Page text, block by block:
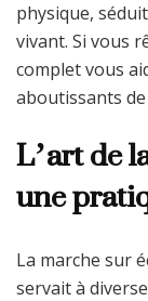
physique,
vivant. Si vous
complet vous
aboutissants
L’art de
une
La marche sur
servait à